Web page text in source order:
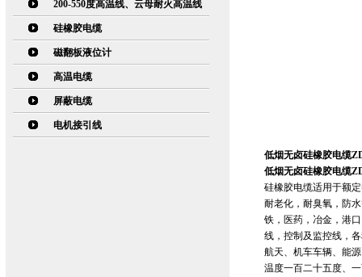
200-550度高温线、云母耐火高温线
硅橡胶电缆
磁翻板液位计
高温电缆
屏蔽电缆
电机接引线
低烟无卤硅橡胶电缆
低烟无卤硅橡胶电缆
硅橡胶电缆适用于额
耐老化，耐臭氧，防
铁，医药，冶金，港
线，控制及监控线，
航天、机车车辆、能
温度一百二十五度、